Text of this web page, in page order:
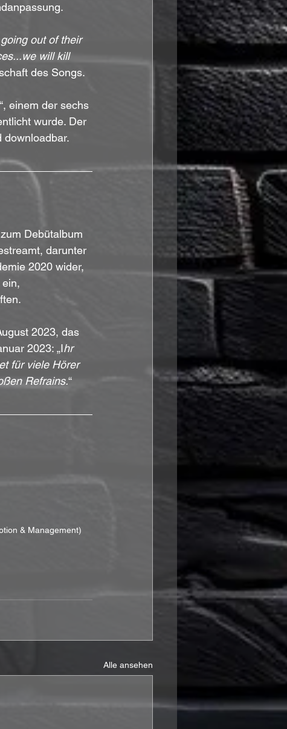
out of their
will kill
des Songs.
einem der sechs
wurde. Der
downloadbar.
Debütalbum
darunter
2020 wider,
2023, das
2023: „Ihr
für viele Hörer
Refrains.“
& Management)
Alle ansehen